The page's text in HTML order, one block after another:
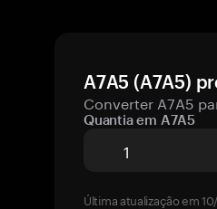
A7A5 (A7A5)
Converter A7A5
Quantia em A7A5
Última atualização em